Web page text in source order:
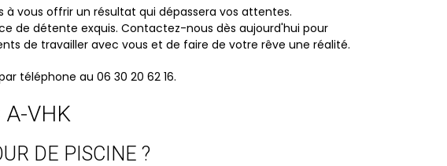
vous offrir un résultat qui dépassera vos attentes.
de détente exquis. Contactez-nous dès aujourd'hui pour
de travailler avec vous et de faire de votre rêve une réalité.
téléphone au 06 30 20 62 16.
A-VHK
DE PISCINE ?